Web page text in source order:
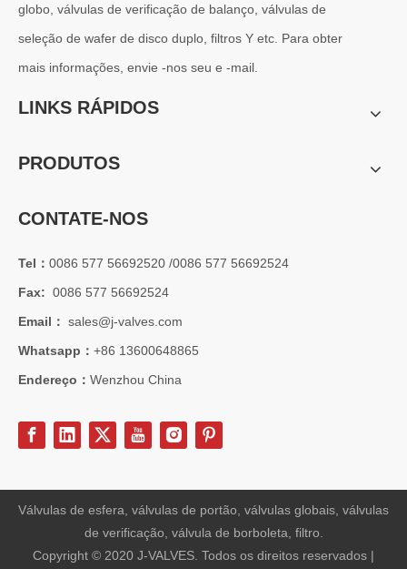
globo, válvulas de verificação de balanço, válvulas de
seleção de wafer de disco duplo, filtros Y etc. Para obter
mais informações, envie -nos seu e -mail.
LINKS RÁPIDOS
PRODUTOS
CONTATE-NOS
Tel： 0086 577 56692520 /0086 577 56692524
Fax: 0086 577 56692524
Email： sales@j-valves.com
Whatsapp： +86 13600648865
Endereço： Wenzhou China
Válvulas de esfera, válvulas de portão, válvulas globais, válvulas
de verificação, válvula de borboleta, filtro.
Copyright © 2020 J-VALVES. Todos os direitos reservados |